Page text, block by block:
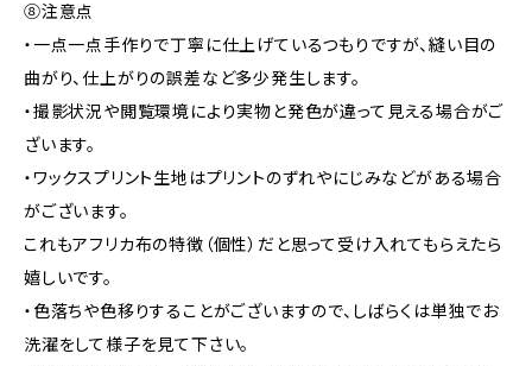
⑧注意点
・一点一点手作りで丁寧に仕上げているつもりですが、縫い目の
曲がり、仕上がりの誤差など多少発生します。
・撮影状況や閲覧環境により実物と発色が違って見える場合がご
ざいます。
・ワックスプリント生地はプリントのずれやにじみなどがある場合
がございます。
これもアフリカ布の特徴（個性）だと思って受け入れてもらえたら
嬉しいです。
・色落ちや色移りすることがございますので、しばらくは単独でお
洗濯をして様子を見て下さい。